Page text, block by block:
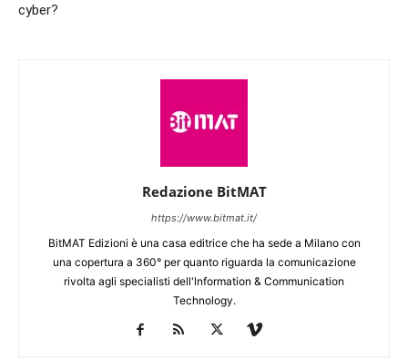
cyber?
Redazione BitMAT
https://www.bitmat.it/
BitMAT Edizioni è una casa editrice che ha sede a Milano con
una copertura a 360° per quanto riguarda la comunicazione
rivolta agli specialisti dell'lnformation & Communication
Technology.